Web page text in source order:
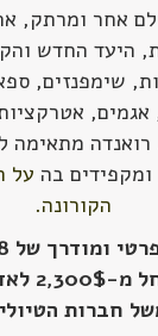
אחר ומרתק,
היעד החדש
רואנדה מתאימה
בה על
הקורונה.
של 8 ימים/7 לילות
2,300$ לאדם*
חברות